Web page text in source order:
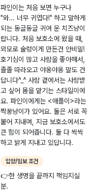
파인이는 처음 보면 누구나
"와... 너무 귀엽다!" 하고 말하게
되는 동글동글 귀여 운 치즈냥이
랍니다. 처음 보호소에 왔을 때,
외모로 술렁이게 만든건 안비밀!
호기심이 많고 사람을 좋아해서,
졸졸 따라오고 야옹야옹 말도 건
답니다^_^ 사람 곁에서는 사랑받
고 싶어 몸을 맡기는 스타일이에
요. 파인이에게는 <애플이>라는
짝꿍냥이가 있어요. 둘은 서로 꼭
붙어 지내며, 지금 보호소에서도
큰 힘이 되어줍니다. 둘 다 씩씩
하고 밝게 지내고 있답니다.
입양/임보 조건
👉한 생명을 끝까지 책임지실
분.